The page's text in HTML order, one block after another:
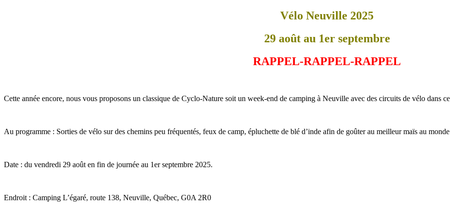
Vélo Neuville 2025
29 août au 1er septembre
RAPPEL-RAPPEL-RAPPEL
Cette année encore, nous vous proposons un classique de Cyclo-Nature soit un week-end de camping à Neuville avec des circuits de vélo dans
Au programme : Sorties de vélo sur des chemins peu fréquentés, feux de camp, épluchette de blé d’inde afin de goûter au meilleur maïs au
Date : du vendredi 29 août en fin de journée au 1er septembre 2025.
Endroit : Camping L’égaré, route 138, Neuville, Québec, G0A 2R0